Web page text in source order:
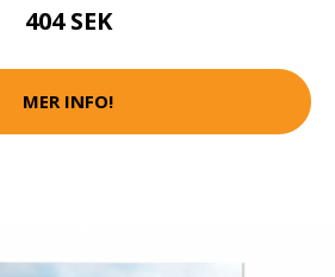
404 SEK
MER INFO!